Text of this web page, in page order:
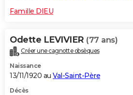
Famille DIEU
Odette LEVIVIER (77 ans)
Créer une cagnotte obsèques
Naissance
13/11/1920 au Val-Saint-Père
Décès